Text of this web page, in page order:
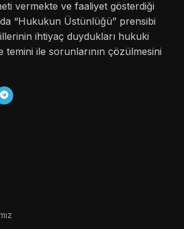
vermekte ve faaliyet gösterdiği
“Hukukun Üstünlüğü” prensibi
ihtiyaç duydukları hukuki
temini ile sorunlarının çözülmesini